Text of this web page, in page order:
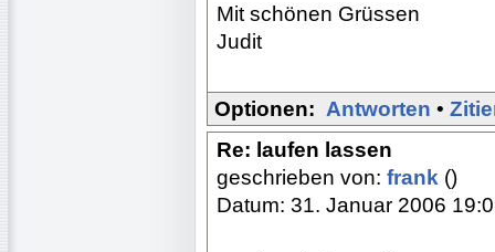
Mit schönen Grüssen
Judit
Optionen: Antworten •
Re: laufen lassen
geschrieben von: frank ()
Datum: 31. Januar 2006